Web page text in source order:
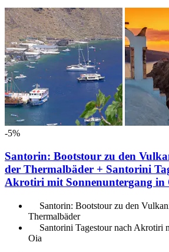
-5%
Santorin: Bootstour zu den
der Thermalbäder + Santorini
Akrotiri mit Sonnenuntergang in
Santorin: Bootstour zu den
Thermalbäder
Santorini Tagestour nach Akrotiri
Oia